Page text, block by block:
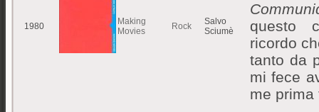
1980
Making
Movies
Rock
Salvo
Sciumè
questo
ricordo
tanto da
mi fece
me prima